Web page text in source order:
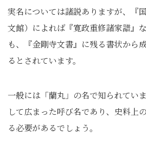
実名については諸説ありますが、『
文館）によれば『寛政重修諸家譜』
も、『金剛寺文書』に残る書状から
るとされています。
一般には「蘭丸」の名で知られてい
して広まった呼び名であり、史料上
る必要があるでしょう。